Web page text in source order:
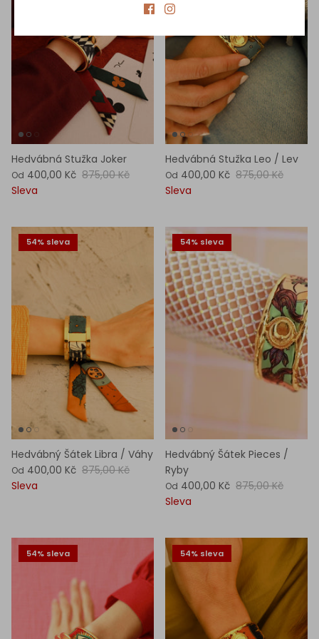
Hedvábná Stužka Joker
Od 400,00 Kč 875,00 Kč
Sleva
Hedvábná Stužka Leo / Lev
Od 400,00 Kč 875,00 Kč
Sleva
54% sleva
Hedvábný Šátek Libra / Váhy
Od 400,00 Kč 875,00 Kč
Sleva
54% sleva
Hedvábný Šátek Pieces /
Ryby
Od 400,00 Kč 875,00 Kč
Sleva
54% sleva 54% sleva